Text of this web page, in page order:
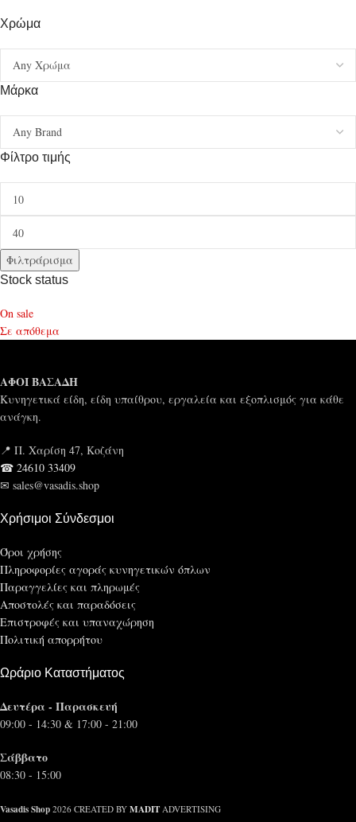
Χρώμα
Μάρκα
Φίλτρο τιμής
Φιλτράρισμα
Stock status
On sale
Σε απόθεμα
ΑΦΟΙ ΒΑΣΑΔΗ
Κυνηγετικά είδη, είδη υπαίθρου, εργαλεία και εξοπλισμός για κάθε
ανάγκη.
📍 Π. Χαρίση 47, Κοζάνη
☎ 24610 33409
✉ sales@vasadis.shop
Χρήσιμοι Σύνδεσμοι
Όροι χρήσης
Πληροφορίες αγοράς κυνηγετικών όπλων
Παραγγελίες και πληρωμές
Αποστολές και παραδόσεις
Επιστροφές και υπαναχώρηση
Πολιτική απορρήτου
Ωράριο Καταστήματος
Δευτέρα - Παρασκευή
09:00 - 14:30 & 17:00 - 21:00
Σάββατο
08:30 - 15:00
Vasadis Shop 2026 CREATED BY MADIT ADVERTISING